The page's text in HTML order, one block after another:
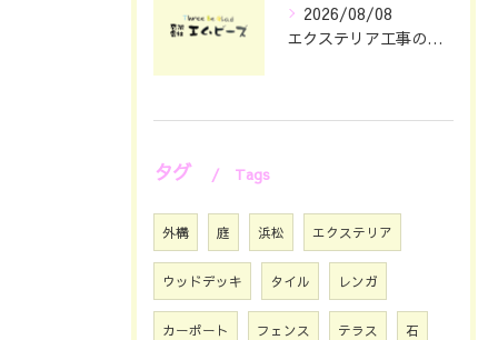
2026/08/08
エクステリア工事の理想を静岡県浜松市で叶える費用とデザインのポイント
タグ Tags
外構 庭 浜松 エクステリア
ウッドデッキ タイル レンガ
カーポート フェンス テラス 石